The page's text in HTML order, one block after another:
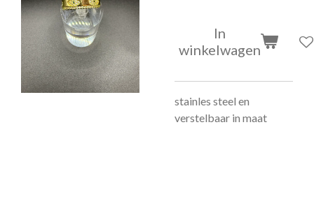
In
winkelwagen
stainles steel en
verstelbaar in maat